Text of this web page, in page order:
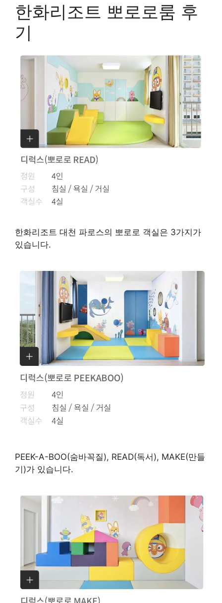
한화리조트 뽀로로룸 후
기
한화리조트 대천 파로스의 뽀로로 객실은 3가지가
있습니다.
PEEK-A-BOO(숨바꼭질), READ(독서), MAKE(만들
기)가 있습니다.